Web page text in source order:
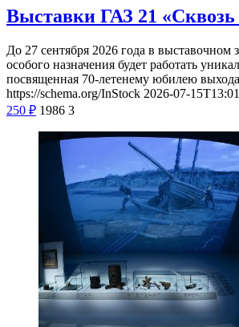
Выставки ГАЗ 21 «Сквозь
До 27 сентября 2026 года в выставочном
особого назначения будет работать
посвященная 70-летенему юбилею
https://schema.org/InStock 2026-07-
250 ₽ 1986 3